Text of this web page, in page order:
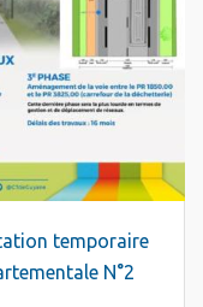
temporaire
N°2